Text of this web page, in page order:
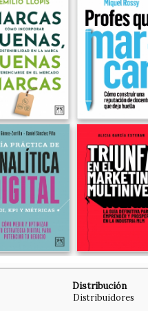
Distribución
Distribuidores